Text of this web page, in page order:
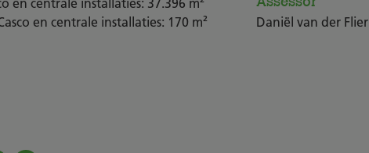
en centrale installaties: 170 m²
Daniël van der Flier